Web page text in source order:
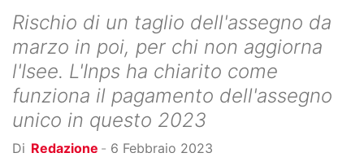
Rischio di un taglio dell'assegno da
marzo in poi, per chi non aggiorna
l'Isee. L'Inps ha chiarito come
funziona il pagamento dell'assegno
unico in questo 2023
Di Redazione - 6 Febbraio 2023